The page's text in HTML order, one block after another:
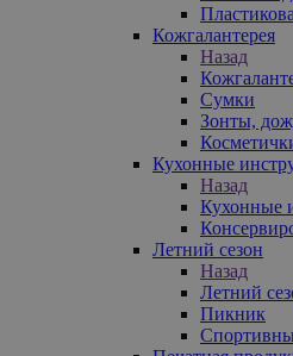
Кожгалантерея
Назад
Сумки
Зонты,
Кухонные
Назад
Кухонные
Летний сезон
Назад
Летний
Пикник